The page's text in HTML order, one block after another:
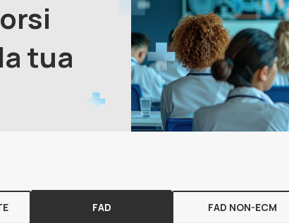
tua
FAD FAD NON-ECM